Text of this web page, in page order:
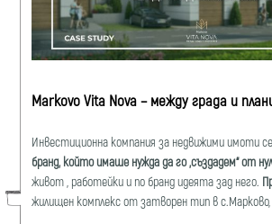
Markovo Vita Nova – между града и
Инвестиционна компания за недвижими имоти
бранд, който имаше нужда да го „създадем“ от
живот , работейки и по бранд идеята зад него.
жилищен комплекс от затворен тип в с.Марково,